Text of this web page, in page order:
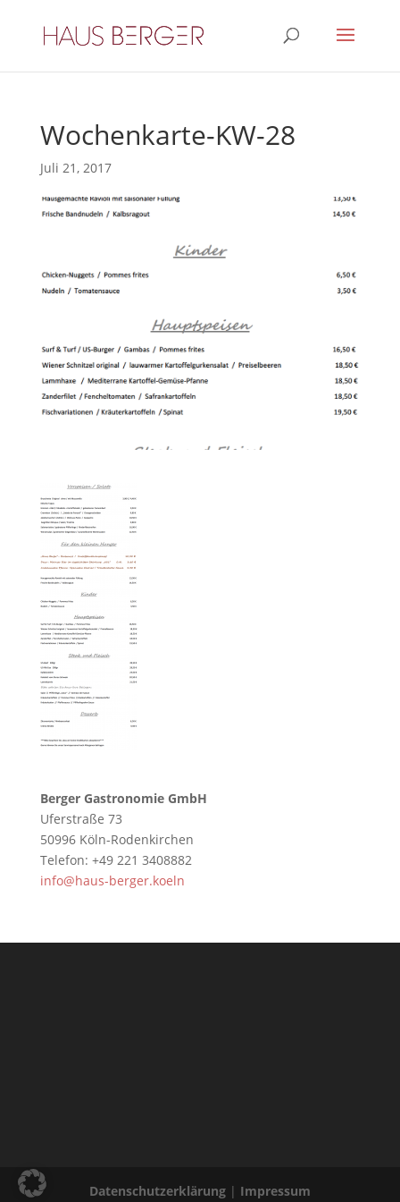
Wochenkarte-KW-28
Juli 21, 2017
Berger Gastronomie GmbH
Uferstraße 73
50996 Köln-Rodenkirchen
Telefon: +49 221 3408882
info@haus-berger.koeln
Datenschutzerklärung| Impressum